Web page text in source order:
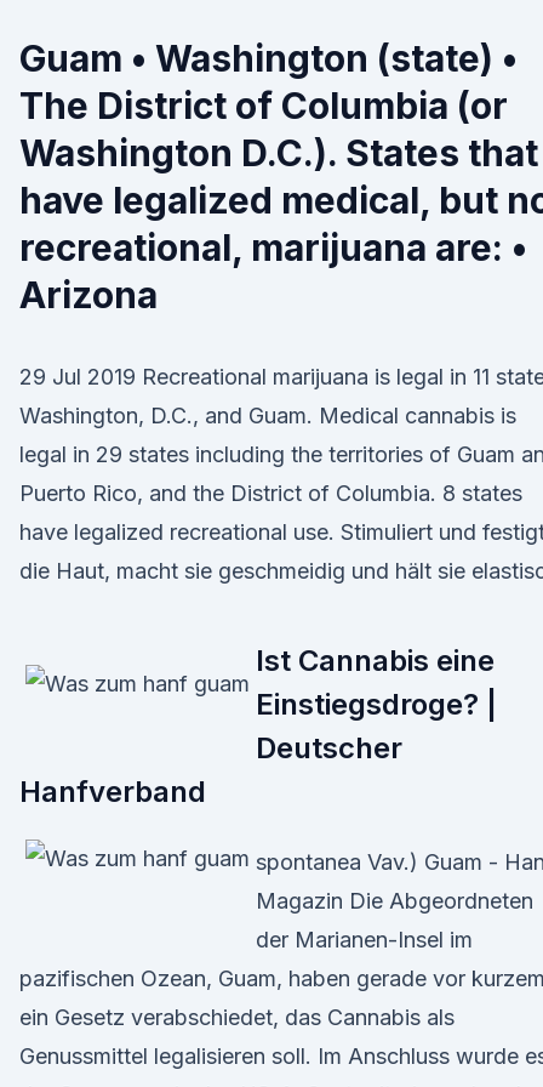
Guam • Washington (state) •
The District of Columbia (or
Washington D.C.). States that
have legalized medical, but
recreational, marijuana are: •
Arizona
29 Jul 2019 Recreational marijuana is legal in 11
Washington, D.C., and Guam. Medical cannabis is
legal in 29 states including the territories of Guam
Puerto Rico, and the District of Columbia. 8 states
have legalized recreational use. Stimuliert und
die Haut, macht sie geschmeidig und hält sie
Ist Cannabis eine
Einstiegsdroge? |
Deutscher
Hanfverband
spontanea Vav.) Guam -
Magazin Die Abgeordneten
der Marianen-Insel im
pazifischen Ozean, Guam, haben gerade vor kurzem
ein Gesetz verabschiedet, das Cannabis als
Genussmittel legalisieren soll. Im Anschluss wurde